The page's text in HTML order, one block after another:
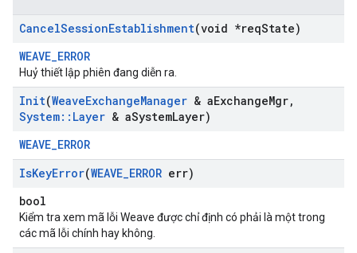
CancelSessionEstablishment(void *reqState)
WEAVE_ERROR
Huỷ thiết lập phiên đang diễn ra.
Init(WeaveExchangeManager & aExchangeMgr,
System:: Layer & aSystemLayer)
WEAVE_ERROR
IsKeyError(WEAVE_ERROR err)
bool
Kiểm tra xem mã lỗi Weave được chỉ định có phải là một trong
các mã lỗi chính hay không.